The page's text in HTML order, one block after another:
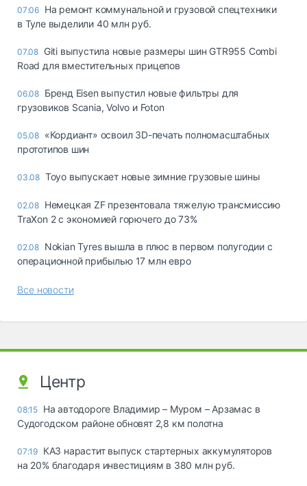
07:06 На ремонт коммунальной и грузовой спецтехники
в Туле выделили 40 млн руб.
07.08 Giti выпустила новые размеры шин GTR955 Combi
Road для вместительных прицепов
06.08 Бренд Eisen выпустил новые фильтры для
грузовиков Scania, Volvo и Foton
05.08 «Кордиант» освоил 3D-печать полномасштабных
прототипов шин
03.08 Toyo выпускает новые зимние грузовые шины
02.08 Немецкая ZF презентовала тяжелую трансмиссию
TraXon 2 с экономией горючего до 73%
02.08 Nokian Tyres вышла в плюс в первом полугодии с
операционной прибылью 17 млн евро
Все новости
Центр
08:15 На автодороге Владимир – Муром – Арзамас в
Судогодском районе обновят 2,8 км полотна
07:19 КАЗ нарастит выпуск стартерных аккумуляторов
на 20% благодаря инвестициям в 380 млн руб.